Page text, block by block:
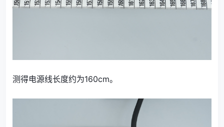
测得电源线长度约为160cm。